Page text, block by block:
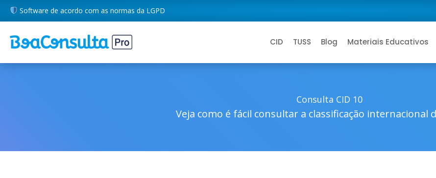
Software de acordo com as normas da LGPD
CID TUSS Blog Materiais Educativos
Consulta CID 10
Veja como é fácil consultar a classificação internacional